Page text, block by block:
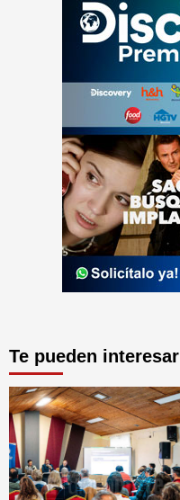
Te pueden interesar